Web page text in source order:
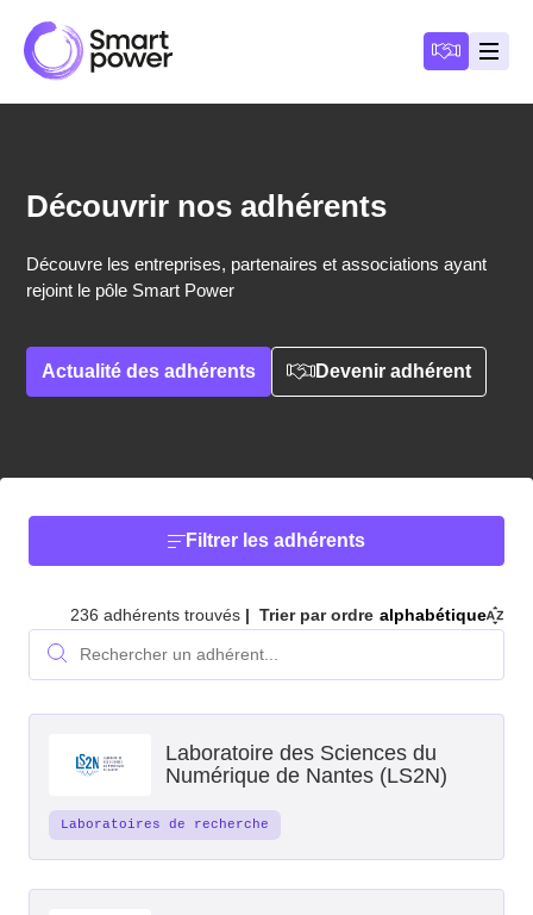
Devenir
Découvrir nos adhérents
Découvre les entreprises, partenaires et associations ayant
rejoint le pôle Smart Power
Actualité des adhérents Devenir adhérent
Filtrer les adhérents
Rechercher un adhérent...
Rechercher
236 adhérents trouvés Trier par ordre alphabétique
Laboratoire des Sciences du
Numérique de Nantes (LS2N)
Laboratoires de recherche